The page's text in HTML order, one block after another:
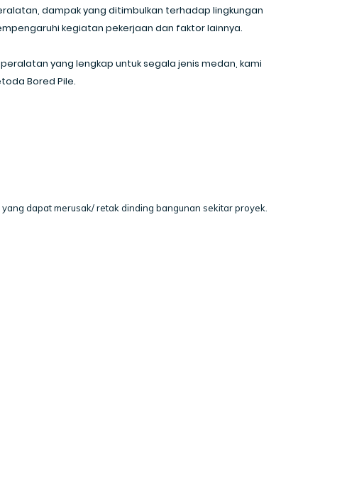
dampak yang ditimbulkan terhadap lingkungan
kegiatan pekerjaan dan faktor lainnya.
yang lengkap untuk segala jenis medan, kami
Bored Pile.
dapat merusak/ retak dinding bangunan sekitar proyek.